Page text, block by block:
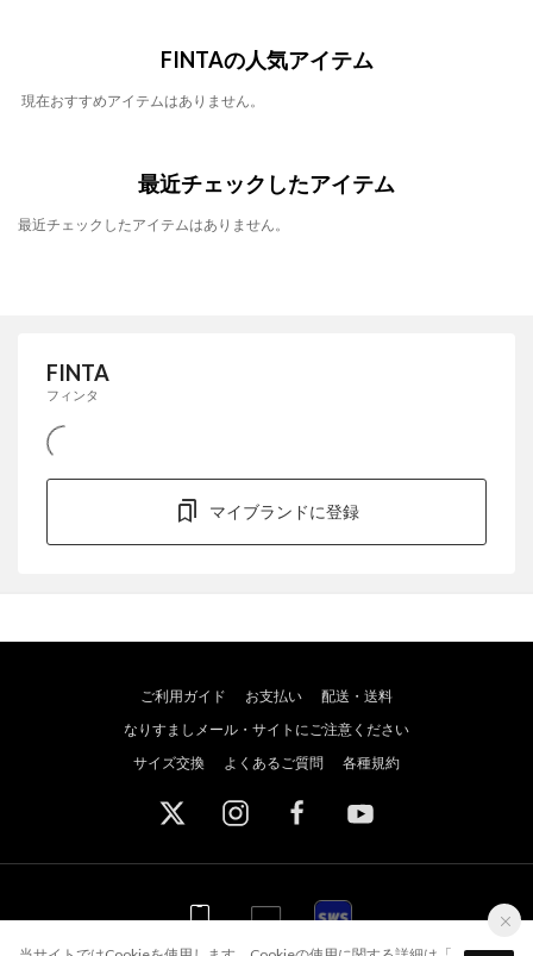
FINTAの人気アイテム
現在おすすめアイテムはありません。
最近チェックしたアイテム
最近チェックしたアイテムはありません。
FINTA
フィンタ
マイブランドに登録
ご利用ガイド お支払い
配送・送料
なりすましメール・サイトにご注意ください
サイズ交換
よくあるご質問 各種規約
WEB WEB アプリ